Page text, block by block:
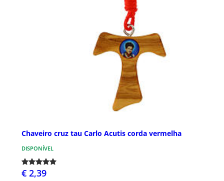
Chaveiro cruz tau Carlo Acutis corda vermelha
DISPONÍVEL
€ 2,39